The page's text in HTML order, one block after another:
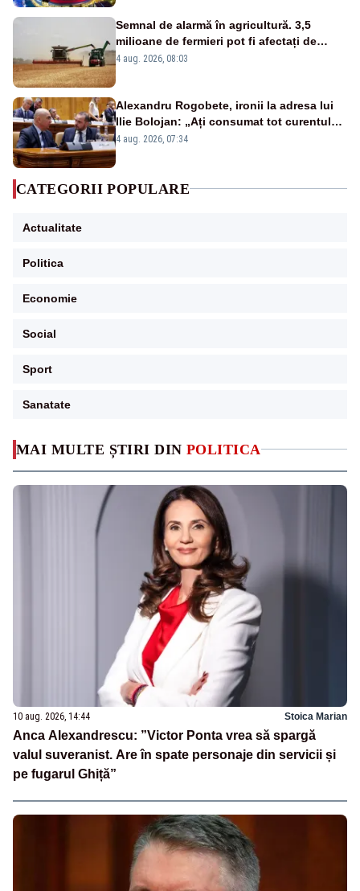
MAI MULTE ȘTIRI DIN POLITICA
10 aug. 2026, 14:44 Stoica Marian
Anca Alexandrescu: ”Victor Ponta vrea să spargă
valul suveranist. Are în spate personaje din servicii și
pe fugarul Ghiță”
Semnal de alarmă în agricultură. 3,5
milioane de fermieri pot fi afectați de
strategia pentru conservarea
4 aug. 2026, 08:03
Alexandru Rogobete, ironii la adresa lui
Ilie Bolojan: „Ați consumat tot curentul
urmărind șobolani imaginari”
4 aug. 2026, 07:34
CATEGORII POPULARE
Actualitate
Politica
Economie
Social
Sport
Sanatate